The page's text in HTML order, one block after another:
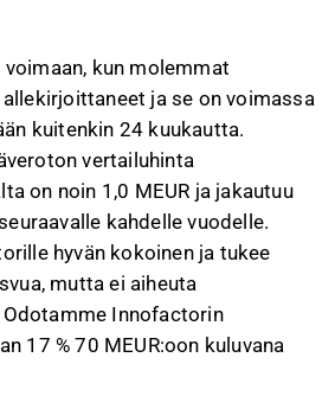
kun molemmat
ja se on voimassa
kuitenkin 24 kuukautta.
vertailuhinta
on noin 1,0 MEUR ja jakautuu
kahdelle vuodelle.
hyvän kokoinen ja tukee
mutta ei aiheuta
Innofactorin
17 % 70 MEUR:oon kuluvana